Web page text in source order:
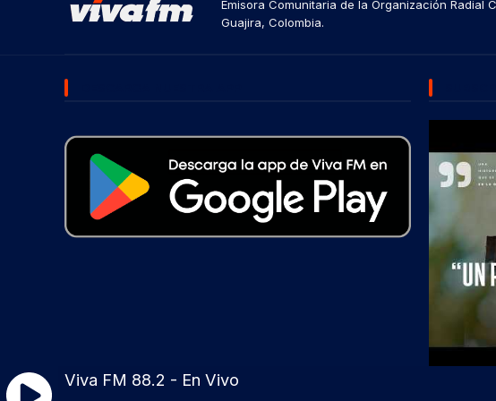
Viva FM 88.2 - En Vivo
Emisora Comunitaria de la Organización Radial
Guajira, Colombia.